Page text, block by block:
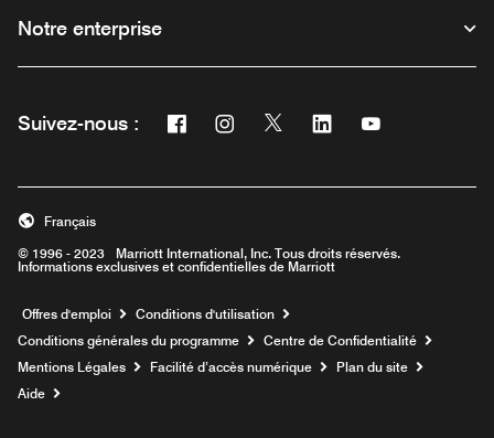
Notre enterprise
Suivez-nous : Facebook
Ouvre une nouvelle fenêtre
Instagram
Ouvre une nouvelle fenêtre
Twitter
Ouvre une nouvelle fenêtre
Linkedin
Ouvre une nouvelle
Ouvre une
© 1996 - 2023 Marriott International, Inc. Tous droits réservés.
Informations exclusives et confidentielles de Marriott
Français
Offres d'emploi Ouvre une nouvelle fenêtre
Conditions d'utilisation
Conditions générales du programme
Centre de Confidentialité
Mentions Légales
Facilité d’accès numérique
Plan du site
Aide